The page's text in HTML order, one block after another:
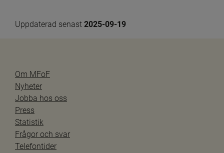
Uppdaterad senast 2025-09-19
Om MFoF
Nyheter
Jobba hos oss
Press
Statistik
Frågor och svar
Telefontider